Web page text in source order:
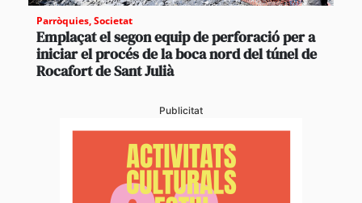
Parròquies,Societat
Emplaçat el segon equip de perforació per a
iniciar el procés de la boca nord del túnel de
Rocafort de Sant Julià
Publicitat